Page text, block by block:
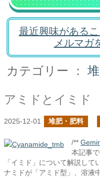
最近興味がある
メルマガ
カテゴリー ：
アミドとイミド
2025-12-01 堆肥・肥料
/**
本記事
「イミド」について解説し
ナミドが「アミド型」、溶液